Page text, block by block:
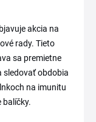
akcia na
rady. Tieto
sa premietne
sledovať obdobia
na imunitu
balíčky.